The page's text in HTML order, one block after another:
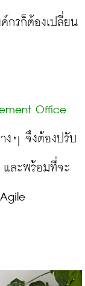
กรก็ต้องเปลี่ยน
Office
างๆ จึงต้องปรับ
และพร้อมที่จะ